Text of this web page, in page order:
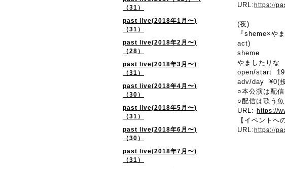
（31）
past live(2018年1月〜)
（31）
past live(2018年2月〜)
（28）
past live(2018年3月〜)
（31）
past live(2018年4月〜)
（30）
past live(2018年5月〜)
（31）
past live(2018年6月〜)
（30）
past live(2018年7月〜)
（31）
URL:https://
(夜)
『sheme×や
act)
sheme
やましたりな
open/start
adv/day ¥0(
○本公演は配
○配信は歌う
URL: https://
【イベントへ
URL:https://